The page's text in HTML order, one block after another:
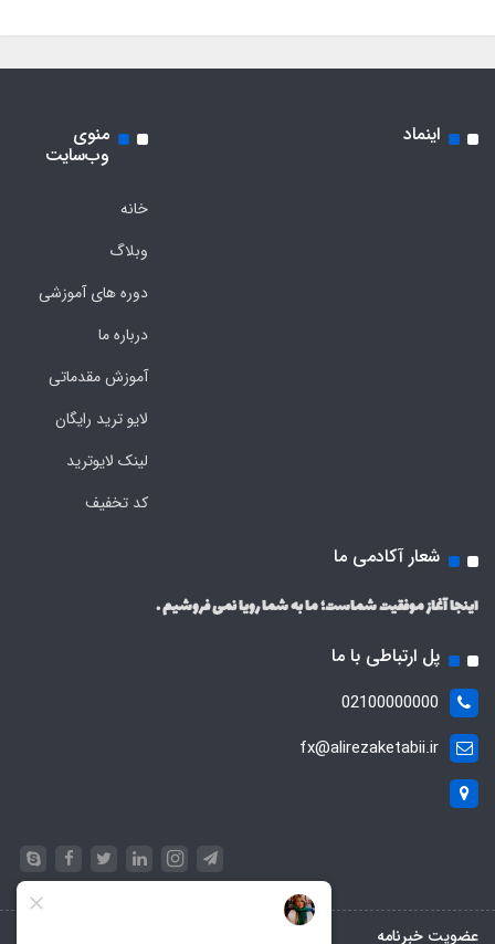
اینماد منوی
وب‌سایت
خانه
وبلاگ
دوره های آموزشی
درباره ما
آموزش مقدماتی
لایو ترید رایگان
لینک لایوترید
کد تخفیف
شعار آکادمی ما
اینجا آغاز موفقیت شماست؛ ما به شما رویا نمی فروشیم .
پل ارتباطی با ما
02100000000
fx@alirezaketabii.ir
عضویت خبرنامه